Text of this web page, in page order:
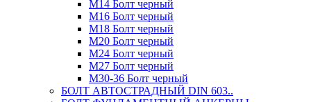
М14 Болт черный
М16 Болт черный
М18 Болт черный
М20 Болт черный
М24 Болт черный
М27 Болт черный
М30-36 Болт черный
БОЛТ АВТОСТРАДНЫЙ DIN 603..